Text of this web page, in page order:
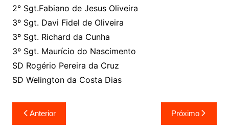
2° Sgt.Fabiano de Jesus Oliveira
3º Sgt. Davi Fidel de Oliveira
3º Sgt. Richard da Cunha
3º Sgt. Maurício do Nascimento
SD Rogério Pereira da Cruz
SD Welington da Costa Dias
Navegação
de
Anterior Próximo